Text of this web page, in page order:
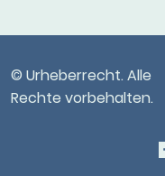
© Urheberrecht. Alle
Rechte vorbehalten.